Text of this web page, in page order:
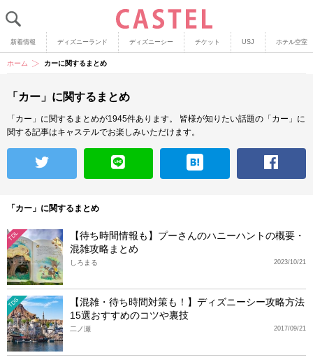
新着情報 ディズニーランド ディズニーシー チケット USJ ホテル空室
ホーム カーに関するまとめ
「カー」に関するまとめ
「カー」に関するまとめが1945件あります。
皆様が知りたい話題の「カー」に
関する記事はキャステルでお楽しみいただけます。
「カー」に関するまとめ
TDL
【待ち時間情報も】プーさんのハニーハントの概要・
混雑攻略まとめ
2023/10/21
しろまる
TDS
【混雑・待ち時間対策も！】ディズニーシー攻略方法
15選おすすめのコツや裏技
2017/09/21
二ノ瀬